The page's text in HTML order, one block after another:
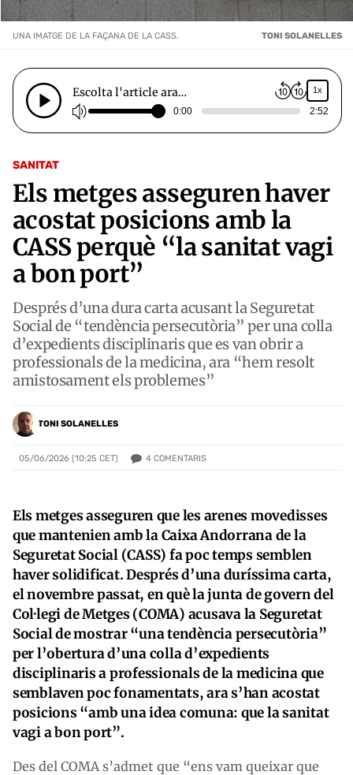
SANITAT
Els metges asseguren haver
acostat posicions amb la
CASS perquè “la sanitat vagi
a bon port”
Després d’una dura carta acusant la Seguretat
Social de “tendència persecutòria” per una colla
d’expedients disciplinaris que es van obrir a
professionals de la medicina, ara “hem resolt
amistosament els problemes”
TONI SOLANELLES
05/06/2026 (10:25 CET) 4 COMENTARIS
UNA IMATGE DE LA FAÇANA DE LA CASS. TONI SOLANELLES
Escolta l'article ara… 1x
0:00 2:52
Els metges asseguren que les arenes movedisses
que mantenien amb la Caixa Andorrana de la
Seguretat Social (CASS) fa poc temps semblen
haver solidificat. Després d’una duríssima carta,
el novembre passat, en què la junta de govern del
Col·legi de Metges (COMA) acusava la Seguretat
Social de mostrar “una tendència persecutòria”
per l’obertura d’una colla d’expedients
disciplinaris a professionals de la medicina que
semblaven poc fonamentats, ara s’han acostat
posicions “amb una idea comuna: que la sanitat
vagi a bon port”.
Des del COMA s’admet que “ens vam queixar que